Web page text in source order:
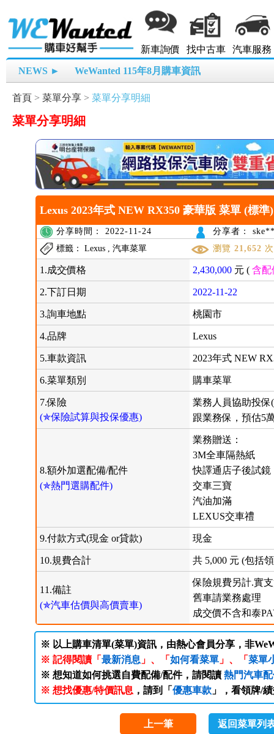
新車詢價 找中古車 汽車服務
NEWS ► WeWanted 115年8月購車資訊
首頁 > 菜單分享 > 菜單分享明細
菜單分享明細
Lexus 2023年式 NEW RX350 豪華版 菜單 (標準)
分享時間： 2022-11-24
分享者：
標籤： Lexus , 汽車菜單
瀏覽 21,652 次
1.成交價格 2,430,000 元 (含配
2.下訂日期 2022-11-22
3.詢車地點 桃園市
4.品牌 Lexus
5.車款資訊 2023年式 NEW
6.菜單類別 購車菜單
7.保險
(✯保險試算與投保優惠)
業務人員協助投保
跟業務保，預估5
8.額外加選配備/配件
(✯熱門選購配件)
業務贈送：
3M全車隔熱紙
快譯通店子後試鏡
交車三寶
汽油加滿
LEXUS交車禮
9.付款方式(現金 or貸款) 現金
10.規費合計 共 5,000 元 (包括
11.備註
(✯汽車估價與高價賣車)
保險規費另計.實
舊車請業務處理
成交價不含和泰
※ 以上購車清單(菜單)資訊，由熱心會員分享，非
※ 記得閱讀「 最新消息 」、「 如何看菜單」、「 菜單
※ 想知道如何挑選自費配備/配件，請閱讀 熱門汽車
※ 想找優惠/特價訊息 ，請到「 優惠車款」，看領牌/
上一筆 返回菜單列